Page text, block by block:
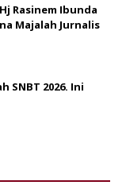
Rasinem Ibunda
Majalah Jurnalis
SNBT 2026. Ini